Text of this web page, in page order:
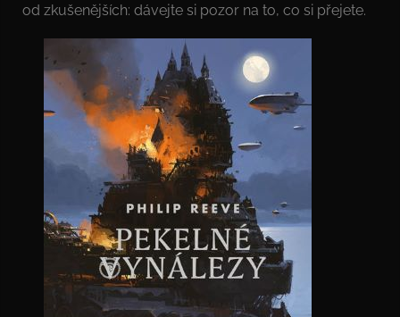
od zkušenějších: dávejte si pozor na to, co si přejete.